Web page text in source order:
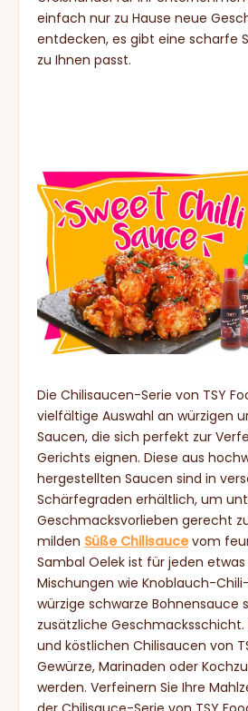
einfach nur zu Hause neue
entdecken, es gibt eine scharfe
zu Ihnen passt.
Die Chilisaucen-Serie von TSY
vielfältige Auswahl an würzigen
Saucen, die sich perfekt zur
Gerichts eignen. Diese aus
hergestellten Saucen sind in
Schärfegraden erhältlich, um
Geschmacksvorlieben gerecht
milden Süße Chilisaucevom
Sambal Oelek ist für jeden etwas
Mischungen wie Knoblauch-
würzige schwarze Bohnensauce
zusätzliche Geschmacksschicht.
und köstlichen Chilisaucen von
Gewürze, Marinaden oder
werden. Verfeinern Sie Ihre